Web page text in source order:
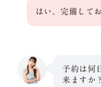
はい。完備して
予約は何
来ますか？